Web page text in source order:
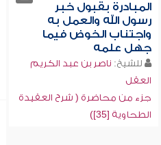
المبادرة بقبول خبر
رسول الله والعمل به
واجتناب الخوض فيما
جهل علمه
للشيخ: ناصر بن عبد الكريم
العقل
جزء من محاضرة ( شرح العقيدة
الطحاوية [35])